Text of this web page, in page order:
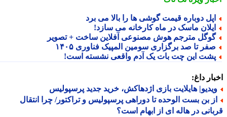
دوباره قیمت گوشی ها را بالا می برد
ماسک در ماه کارخانه می سازد!
مترجم هوش مصنوعی آفلاین ساخت + تصویر
تا صد برگزاری سومین المپیک فناوری ۱۴۰۵
این چت بات یک آدم واقعی نشسته است!
داغ:
هایلایت بازی اژدهاکش، خرید جدید پرسپولیس
بن بست الوحده تا دوراهی پرسپولیس و تراکتور/ چرا انتقال
در هاله ای از ابهام است؟